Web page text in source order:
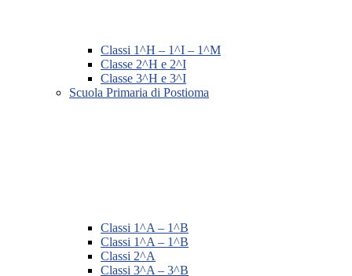
Classi 1^H – 1^I – 1^M
Classe 2^H e 2^I
Classe 3^H e 3^I
Scuola Primaria di Postioma
Classi 1^A – 1^B
Classi 1^A – 1^B
Classi 2^A
Classi 3^A – 3^B